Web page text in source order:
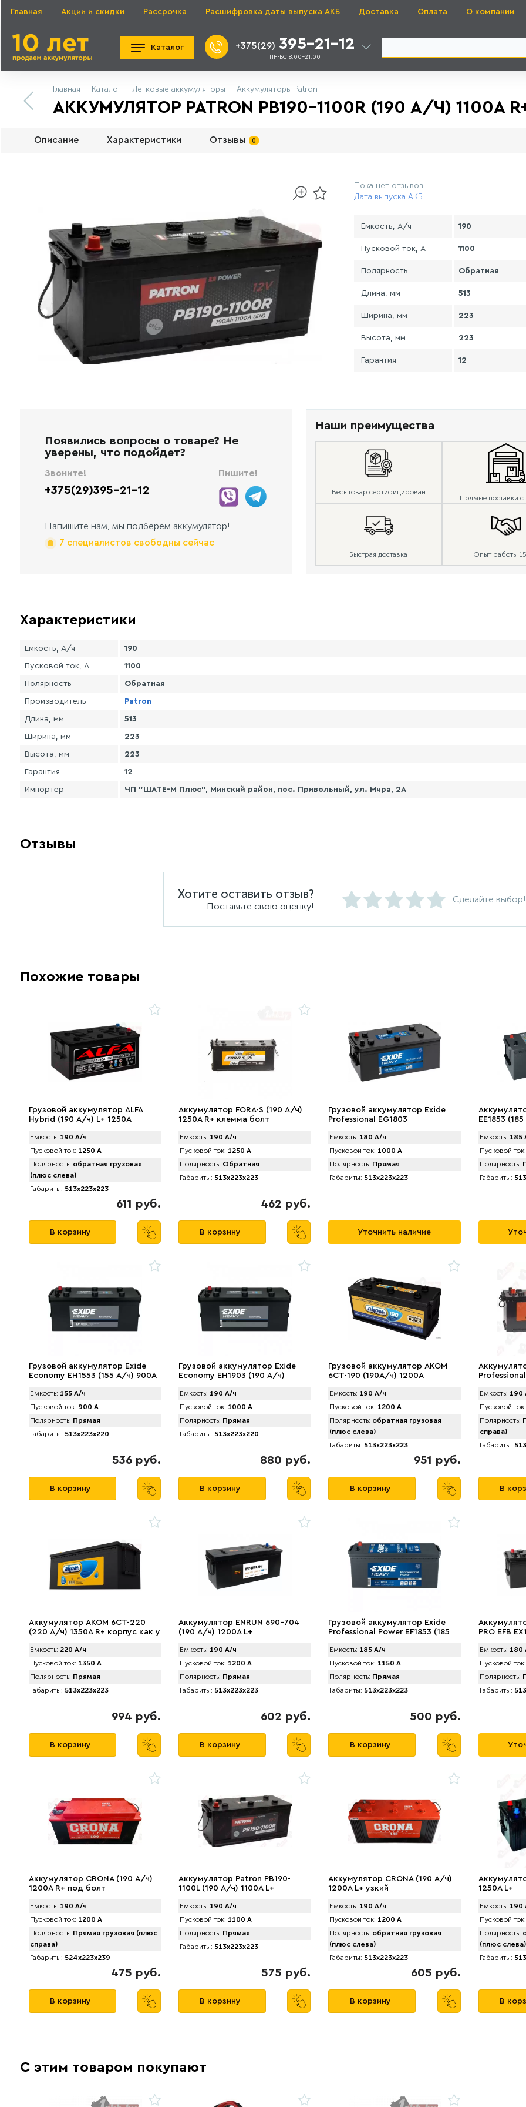
Главная Акции и скидки Рассрочка Расшифровка даты выпуска АКБ Доставка Оплата О компании
Каталог +375(29) 395-21-12
ПН-ВС 8:00-21:00
Главная Каталог Легковые аккумуляторы Аккумуляторы Patron
АККУМУЛЯТОР PATRON PB190-1100R (190 А/Ч) 1100A
Описание Характеристики Отзывы 0
Пока нет отзывов
Дата выпуска АКБ
Ёмкость, А/ч 190
Пусковой ток, А 1100
Полярность Обратная
Длина, мм 513
Ширина, мм 223
Высота, мм 223
Гарантия 12
Появились вопросы о товаре? Не
уверены, что подойдет?
Звоните!
+375(29)395-21-12
Пишите!
Напишите нам, мы подберем аккумулятор!
7 специалистов свободны сейчас
Наши преимущества
Весь товар сертифицирован
Прямые поставки с
Быстрая доставка Опыт работы
Характеристики
Ёмкость, А/ч 190
Пусковой ток, А 1100
Полярность Обратная
Производитель Patron
Длина, мм 513
Ширина, мм 223
Высота, мм 223
Гарантия 12
Импортер ЧП "ШАТЕ-М Плюс", Минский район, пос. Привольный, ул. Мира, 2А
Отзывы
Хотите оставить отзыв?
Поставьте свою оценку!
Сделайте выбор!
Похожие товары
Грузовой аккумулятор ALFA
Hybrid (190 А/ч) L+ 1250A
Емкость: 190 А/ч
Пусковой ток: 1250 А
Полярность: обратная грузовая
(плюс слева)
Габариты: 513x223x223
611 руб.
В корзину
Аккумулятор FORA-S (190 А/ч)
1250A R+ клемма болт
Емкость: 190 А/ч
Пусковой ток: 1250 А
Полярность: Обратная
Габариты: 513x223x223
462 руб.
В корзину
Грузовой аккумулятор Exide
Professional EG1803
Емкость: 180 А/ч
Пусковой ток: 1000 А
Полярность: Прямая
Габариты: 513x223x223
Уточнить наличие
EE1853
Емкость: 185
Пусковой ток:
Полярность:
Габариты:
Грузовой аккумулятор Exide
Economy EH1553 (155 А/ч) 900A
Емкость: 155 А/ч
Пусковой ток: 900 А
Полярность: Прямая
Габариты: 513x223x220
536 руб.
В корзину
Грузовой аккумулятор Exide
Economy EH1903 (190 А/ч)
Емкость: 190 А/ч
Пусковой ток: 1000 А
Полярность: Прямая
Габариты: 513x223x220
880 руб.
В корзину
Грузовой аккумулятор AKOM
6CT-190 (190А/ч) 1200А
Емкость: 190 А/ч
Пусковой ток: 1200 А
Полярность: обратная грузовая
(плюс слева)
Габариты: 513x223x223
951 руб.
В корзину
Емкость: 190
Пусковой ток:
Полярность:
справа)
Габариты:
В
Аккумулятор AКОМ 6СТ-220
(220 А/ч) 1350A R+ корпус как у
Емкость: 220 А/ч
Пусковой ток: 1350 А
Полярность: Прямая
Габариты: 513x223x223
994 руб.
В корзину
Аккумулятор ENRUN 690-704
(190 А/ч) 1200A L+
Емкость: 190 А/ч
Пусковой ток: 1200 А
Полярность: Прямая
Габариты: 513x223x223
602 руб.
В корзину
Грузовой аккумулятор Exide
Professional Power EF1853 (185
Емкость: 185 А/ч
Пусковой ток: 1150 А
Полярность: Прямая
Габариты: 513x223x223
500 руб.
В корзину
PRO EFB
Емкость: 180
Пусковой ток:
Полярность:
Габариты:
Аккумулятор CRONA (190 А/ч)
1200A R+ под болт
Емкость: 190 А/ч
Пусковой ток: 1200 А
Полярность: Прямая грузовая (плюс
справа)
Габариты: 524x223x239
475 руб.
В корзину
Аккумулятор Patron PB190-
1100L (190 А/ч) 1100A L+
Емкость: 190 А/ч
Пусковой ток: 1100 А
Полярность: Прямая
Габариты: 513x223x223
575 руб.
В корзину
Аккумулятор CRONA (190 А/ч)
1200A L+ узкий
Емкость: 190 А/ч
Пусковой ток: 1200 А
Полярность: обратная грузовая
(плюс слева)
Габариты: 513x223x223
605 руб.
В корзину
1250A L+
Емкость: 190
Пусковой ток:
Полярность:
(плюс слева)
Габариты:
В
С этим товаром покупают